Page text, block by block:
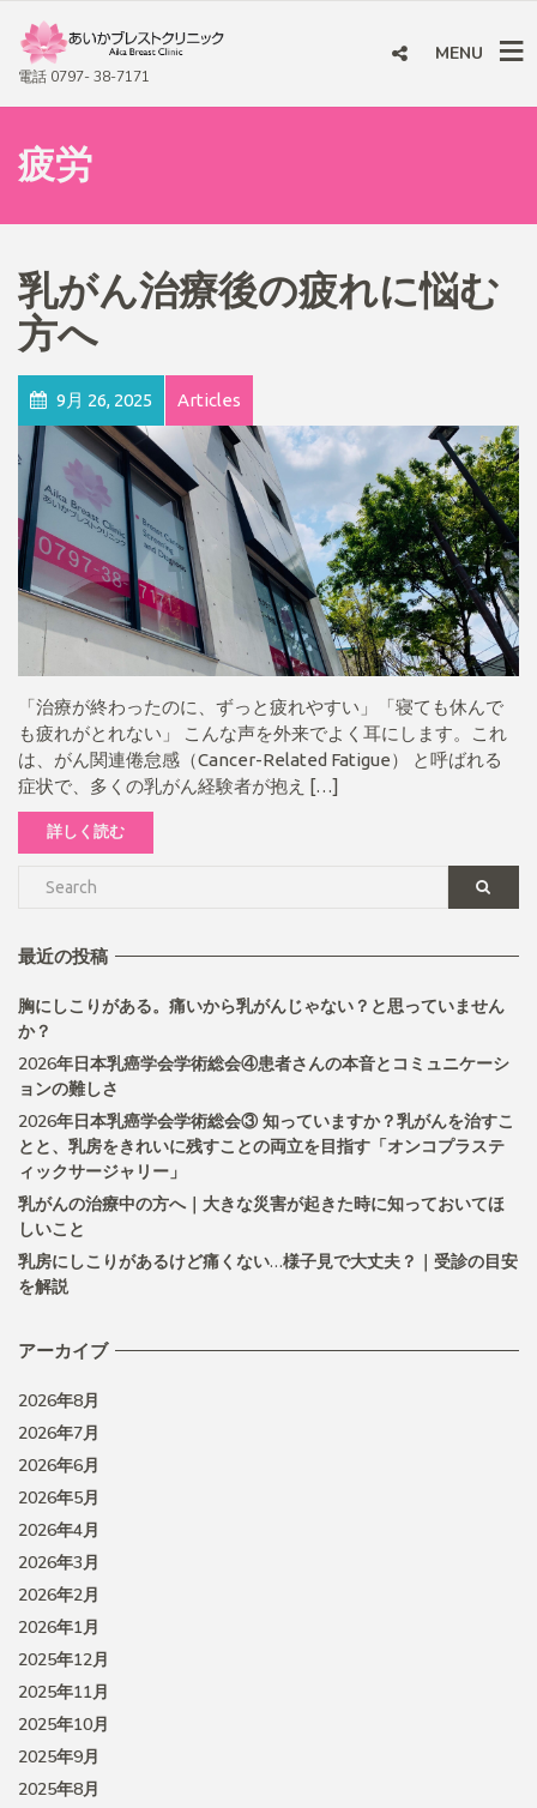
電話 0797- 38-7171
MENU
疲労
乳がん治療後の疲れに悩む
方へ
9月 26, 2025 Articles
「治療が終わったのに、ずっと疲れやすい」「寝ても休んで
も疲れがとれない」 こんな声を外来でよく耳にします。これ
は、がん関連倦怠感（Cancer-Related Fatigue） と呼ばれる
症状で、多くの乳がん経験者が抱え […]
詳しく読む
最近の投稿
胸にしこりがある。痛いから乳がんじゃない？と思っていません
か？
2026年日本乳癌学会学術総会④患者さんの本音とコミュニケーシ
ョンの難しさ
2026年日本乳癌学会学術総会③ 知っていますか？乳がんを治すこ
とと、乳房をきれいに残すことの両立を目指す「オンコプラステ
ィックサージャリー」
乳がんの治療中の方へ｜大きな災害が起きた時に知っておいてほ
しいこと
乳房にしこりがあるけど痛くない…様子見で大丈夫？｜受診の目安
を解説
アーカイブ
2026年8月
2026年7月
2026年6月
2026年5月
2026年4月
2026年3月
2026年2月
2026年1月
2025年12月
2025年11月
2025年10月
2025年9月
2025年8月